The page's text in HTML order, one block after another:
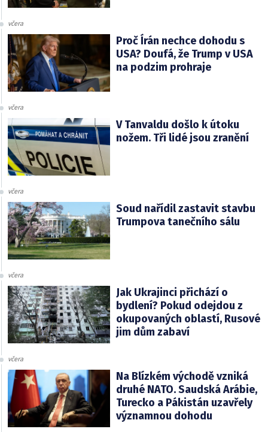
včera
Proč Írán nechce dohodu s
USA? Doufá, že Trump v USA
na podzim prohraje
včera
V Tanvaldu došlo k útoku
nožem. Tři lidé jsou zranění
včera
Soud nařídil zastavit stavbu
Trumpova tanečního sálu
včera
Jak Ukrajinci přichází o
bydlení? Pokud odejdou z
okupovaných oblastí, Rusové
jim dům zabaví
včera
Na Blízkém východě vzniká
druhé NATO. Saudská Arábie,
Turecko a Pákistán uzavřely
významnou dohodu